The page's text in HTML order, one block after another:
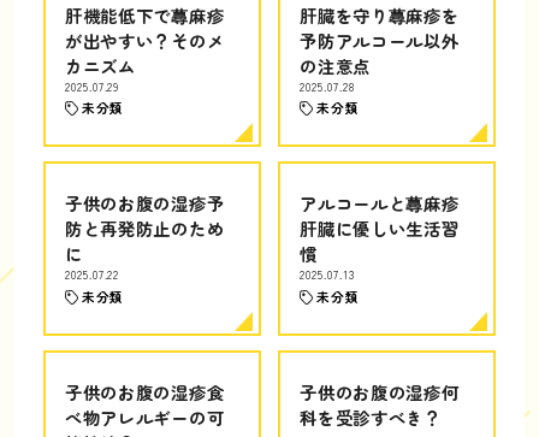
肝機能低下で蕁麻疹
が出やすい？そのメ
カニズム
2025.07.29
未分類
肝臓を守り蕁麻疹を
予防アルコール以外
の注意点
2025.07.28
未分類
子供のお腹の湿疹予
防と再発防止のため
に
2025.07.22
未分類
アルコールと蕁麻疹
肝臓に優しい生活習
慣
2025.07.13
未分類
子供のお腹の湿疹食
べ物アレルギーの可
子供のお腹の湿疹何
科を受診すべき？